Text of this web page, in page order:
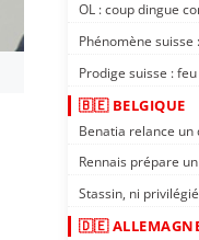
OL : coup dingue
Phénomène suisse
Prodige suisse :
🇧🇪 BELGIQUE
Benatia relance un
Rennais prépare
Stassin, ni
🇩🇪